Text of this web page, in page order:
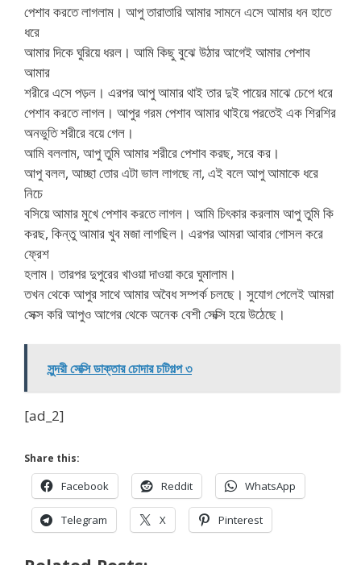
পেশাব করতে লাগলাম। আপু তারাতারি আমার সামনে এসে আমার ধন হাতে
ধরে
আমার দিকে ঘুরিয়ে ধরল। আমি কিছু বুঝে উঠার আগেই আমার পেশাব
আমার
শরীরে এসে পড়ল। এরপর আপু আমার থাই তার দুই পায়ের মাঝে চেপে ধরে
পেশাব করতে লাগল। আপুর গরম পেশাব আমার থাইয়ে পরতেই এক শিরশির
অনভুতি শরীরে বয়ে গেল।
আমি বললাম, আপু তুমি আমার শরীরে পেশাব করছ, সরে কর।
আপু বলল, আচ্ছা তোর এটা ভাল লাগছে না, এই বলে আপু আমাকে ধরে
নিচে
বসিয়ে আমার মুখে পেশাব করতে লাগল। আমি চিৎকার করলাম আপু তুমি কি
করছ, কিন্তু আমার খুব মজা লাগছিল। এরপর আমরা আবার গোসল করে
ফ্রেশ
হলাম। তারপর দুপুরের খাওয়া দাওয়া করে ঘুমালাম।
তখন থেকে আপুর সাথে আমার অবৈধ সম্পর্ক চলছে। সুযোগ পেলেই আমরা
সেক্স করি আপুও আগের থেকে অনেক বেশী সেক্সি হয়ে উঠেছে।
সুন্দরী সেক্সি ডাক্তার চোদার চটিগল্প ৩
[ad_2]
Share this:
Facebook Reddit WhatsApp
Telegram X Pinterest